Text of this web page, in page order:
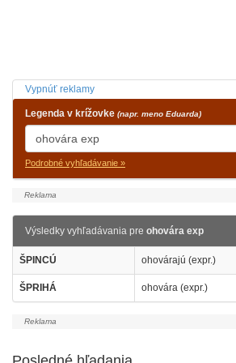
Vypnúť reklamy
Legenda v krížovke (napr. meno Eduarda)
Podrobné vyhľadávanie »
Výsledky vyhľadávania pre ohovára exp
ŠPINCÚ ohovárajú (expr.)
ŠPRIHÁ ohovára (expr.)